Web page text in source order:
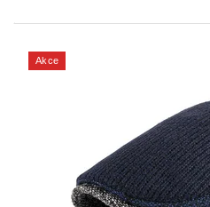
Akce